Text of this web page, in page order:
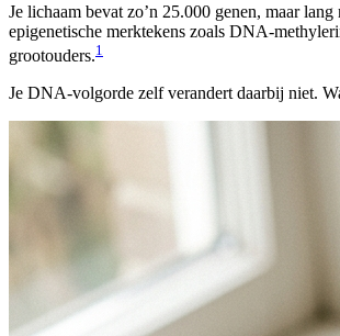
Je lichaam bevat zo’n 25.000 genen, maar
epigenetische merktekens zoals DNA-
grootouders.1
Je DNA-volgorde zelf verandert daarbij niet.